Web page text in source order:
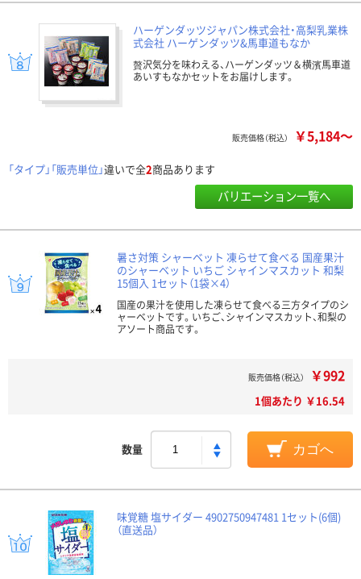
ハーゲンダッツジャパン株式会社・高梨乳業株
式会社 ハーゲンダッツ&馬車道もなか
贅沢気分を味わえる、ハーゲンダッツ＆横濱馬車道
あいすもなかセットをお届けします。
販売価格（税込） ￥5,184～
「タイプ」「販売単位」違いで全2商品あります
バリエーション一覧へ
暑さ対策 シャーベット 凍らせて食べる 国産果汁
のシャーベット いちご シャインマスカット 和梨
15個入 1セット（1袋×4）
国産の果汁を使用した凍らせて食べる三方タイプのシ
ャーベットです。いちご、シャインマスカット、和梨の
アソート商品です。
販売価格（税込） ￥992
1個あたり ￥16.54
数量 カゴへ
味覚糖 塩サイダー 4902750947481 1セット(6個)
（直送品）